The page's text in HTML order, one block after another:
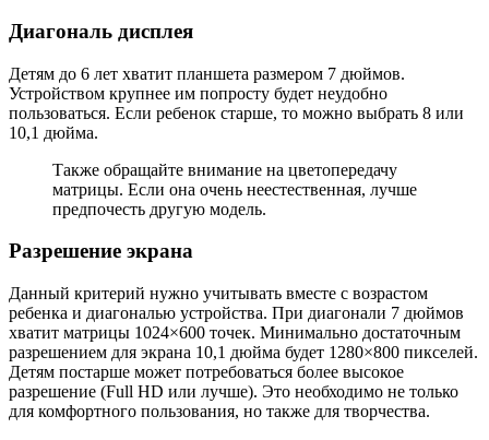
Диагональ дисплея
Детям до 6 лет хватит планшета размером 7 дюймов.
Устройством крупнее им попросту будет неудобно
пользоваться. Если ребенок старше, то можно выбрать 8 или
10,1 дюйма.
Также обращайте внимание на цветопередачу
матрицы. Если она очень неестественная, лучше
предпочесть другую модель.
Разрешение экрана
Данный критерий нужно учитывать вместе с возрастом
ребенка и диагональю устройства. При диагонали 7 дюймов
хватит матрицы 1024×600 точек. Минимально достаточным
разрешением для экрана 10,1 дюйма будет 1280×800 пикселей.
Детям постарше может потребоваться более высокое
разрешение (Full HD или лучше). Это необходимо не только
для комфортного пользования, но также для творчества.